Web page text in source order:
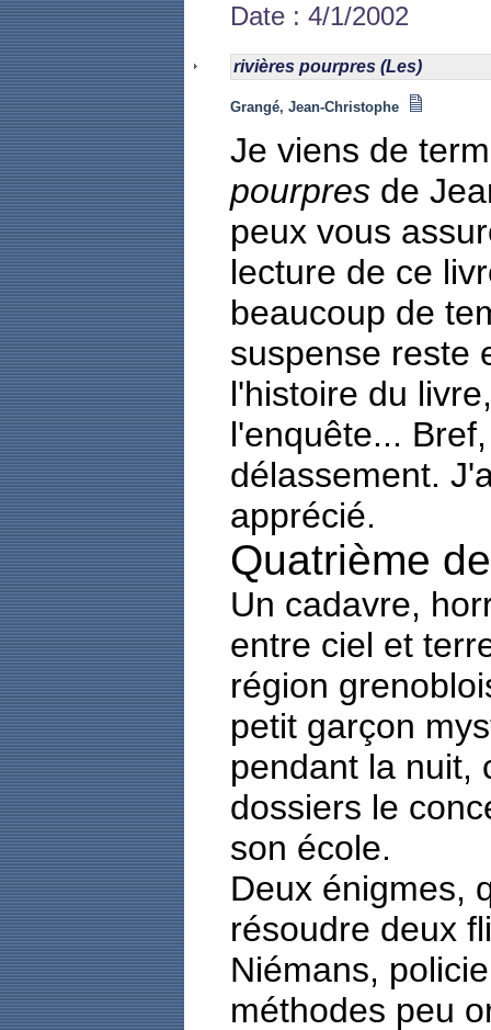
Date : 4/1/2002
rivières pourpres (Les)
Grangé, Jean-Christophe
Je viens de
pourpres de
peux vous
lecture de ce
beaucoup de
suspense reste
l'histoire du
l'enquête...
délassement.
apprécié.
Quatrième
Un cadavre,
entre ciel et
région
petit garçon
pendant la nuit,
dossiers le
son école.
Deux énigmes,
résoudre deux
Niémans,
méthodes peu